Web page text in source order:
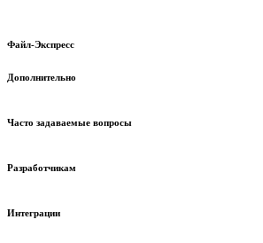
Файл-Экспресс
Дополнительно
Часто задаваемые вопросы
Разработчикам
Интеграции